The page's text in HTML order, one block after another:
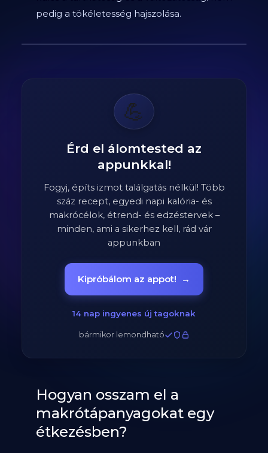
pedig a tökéletesség hajszolása.
💪
Érd el álomtested az
appunkkal!
Fogyj, építs izmot találgatás nélkül! Több
száz recept, egyedi napi kalória- és
makrócélok, étrend- és edzéstervek –
minden, ami a sikerhez kell, rád vár
appunkban
Kipróbálom az appot! →
14 nap ingyenes új tagoknak
bármikor lemondható
Hogyan osszam el a
makrótápanyagokat egy
étkezésben?